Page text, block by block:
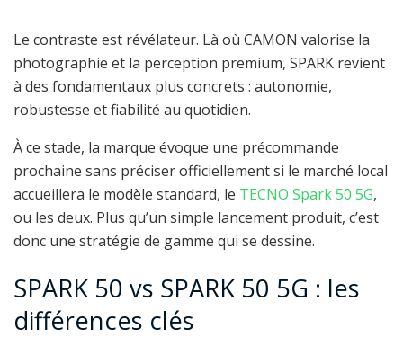
Le contraste est révélateur. Là où CAMON valorise la
photographie et la perception premium, SPARK revient
à des fondamentaux plus concrets : autonomie,
robustesse et fiabilité au quotidien.
À ce stade, la marque évoque une précommande
prochaine sans préciser officiellement si le marché local
accueillera le modèle standard, le TECNO Spark 50 5G,
ou les deux. Plus qu’un simple lancement produit, c’est
donc une stratégie de gamme qui se dessine.
SPARK 50 vs SPARK 50 5G : les
différences clés